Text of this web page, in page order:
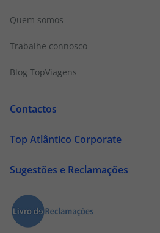
Quem somos
Trabalhe connosco
Blog TopViagens
Contactos
Top Atlântico Corporate
Sugestões e Reclamações